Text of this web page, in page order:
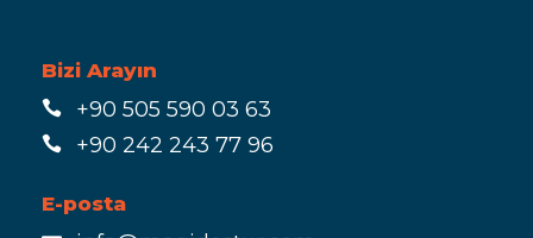
Bizi Arayın
+90 505 590 03 63
+90 242 243 77 96
E-posta